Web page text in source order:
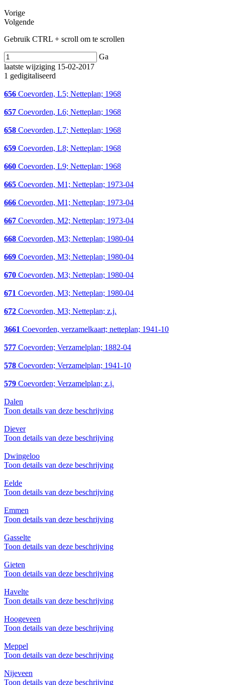
Vorige
Volgende
Gebruik CTRL + scroll om te scrollen
Ga
laatste wijziging 15-02-2017
1 gedigitaliseerd
656 Coevorden, L5; Netteplan; 1968
657 Coevorden, L6; Netteplan; 1968
658 Coevorden, L7; Netteplan; 1968
659 Coevorden, L8; Netteplan; 1968
660 Coevorden, L9; Netteplan; 1968
665 Coevorden, M1; Netteplan; 1973-04
666 Coevorden, M1; Netteplan; 1973-04
667 Coevorden, M2; Netteplan; 1973-04
668 Coevorden, M3; Netteplan; 1980-04
669 Coevorden, M3; Netteplan; 1980-04
670 Coevorden, M3; Netteplan; 1980-04
671 Coevorden, M3; Netteplan; 1980-04
672 Coevorden, M3; Netteplan; z.j.
3661 Coevorden, verzamelkaart; netteplan; 1941-10
577 Coevorden; Verzamelplan; 1882-04
578 Coevorden; Verzamelplan; 1941-10
579 Coevorden; Verzamelplan; z.j.
Dalen
Toon details van deze beschrijving
Diever
Toon details van deze beschrijving
Dwingeloo
Toon details van deze beschrijving
Eelde
Toon details van deze beschrijving
Emmen
Toon details van deze beschrijving
Gasselte
Toon details van deze beschrijving
Gieten
Toon details van deze beschrijving
Havelte
Toon details van deze beschrijving
Hoogeveen
Toon details van deze beschrijving
Meppel
Toon details van deze beschrijving
Nijeveen
Toon details van deze beschrijving